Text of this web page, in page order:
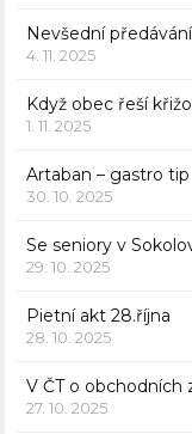
Nevšední
4. 11. 2025
Když obec řeší
1. 11. 2025
Artaban – gastro tip
30. 10. 2025
Se seniory v
29. 10. 2025
Pietní akt 28.října
28. 10. 2025
V ČT o obchodních
27. 10. 2025